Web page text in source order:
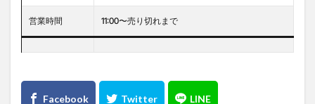
営業時間 11:00〜売り切れまで